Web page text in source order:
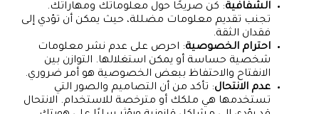
الشفافية: كن صريحًا حول معلوماتك ومهاراتك.
تجنب تقديم معلومات مضللة، حيث يمكن أن تؤدي إلى
فقدان الثقة.
احترام الخصوصية: احرص على عدم نشر معلومات
شخصية حساسة أو يمكن استغلالها. التوازن بين
الانفتاح والاحتفاظ ببعض الخصوصية هو أمر ضروري.
عدم الانتحال: تأكد من أن التصاميم والصور التي
تستخدمها هي ملكك أو مترخصة للاستخدام. الانتحال